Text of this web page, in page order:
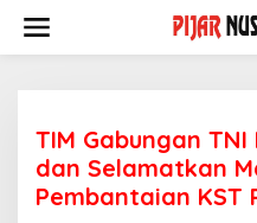
content
TIM Gabungan
dan Selamatkan
Pembantaian KST